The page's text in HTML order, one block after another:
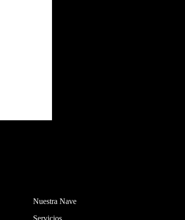
Nuestra Nave
Servicios